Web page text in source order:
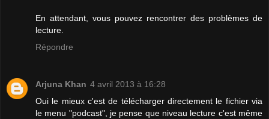
En attendant, vous pouvez rencontrer des problèmes de
lecture.
Répondre
Arjuna Khan 4 avril 2013 à 16:28
Oui le mieux c'est de télécharger directement le fichier via
le menu "podcast", je pense que niveau lecture c'est même